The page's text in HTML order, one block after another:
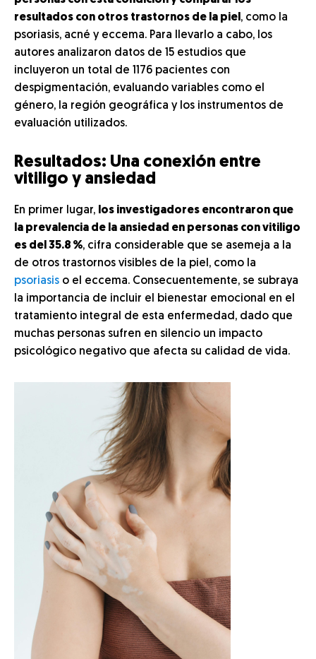
resultados con otros trastornos de la piel , como la
psoriasis, acné y eccema. Para llevarlo a cabo, los
autores analizaron datos de 15 estudios que
incluyeron un total de 1176 pacientes con
despigmentación, evaluando variables como el
género, la región geográfica y los instrumentos de
evaluación utilizados.
Resultados: Una conexión entre
vitiligo y ansiedad
En primer lugar, los investigadores encontraron que
la prevalencia de la ansiedad en personas con vitiligo
es del 35.8 %, cifra considerable que se asemeja a la
de otros trastornos visibles de la piel, como la
psoriasis o el eccema. Consecuentemente, se subraya
la importancia de incluir el bienestar emocional en el
tratamiento integral de esta enfermedad, dado que
muchas personas sufren en silencio un impacto
psicológico negativo que afecta su calidad de vida.